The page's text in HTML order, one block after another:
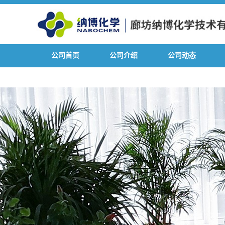
公司首页 公司介绍 公司动态